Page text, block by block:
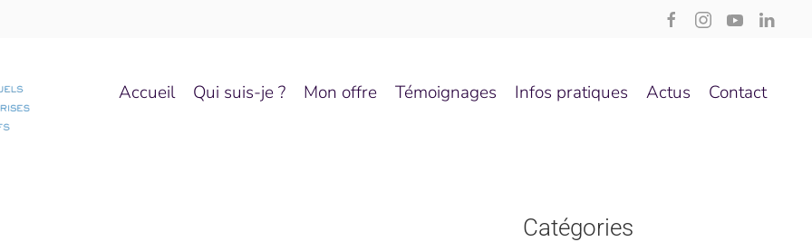
Accueil Qui suis-je ? Mon offre Témoignages Infos pratiques Actus Contact
Catégories